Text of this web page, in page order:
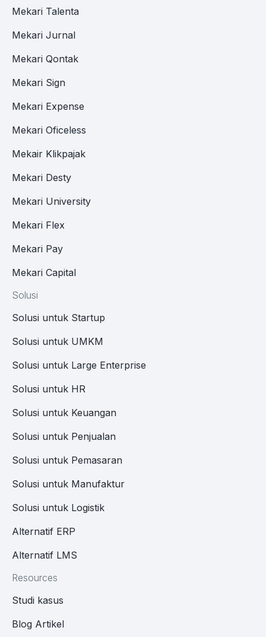
Mekari Talenta
Mekari Jurnal
Mekari Qontak
Mekari Sign
Mekari Expense
Mekari Oficeless
Mekair Klikpajak
Mekari Desty
Mekari University
Mekari Flex
Mekari Pay
Mekari Capital
Solusi
Solusi untuk Startup
Solusi untuk UMKM
Solusi untuk Large Enterprise
Solusi untuk HR
Solusi untuk Keuangan
Solusi untuk Penjualan
Solusi untuk Pemasaran
Solusi untuk Manufaktur
Solusi untuk Logistik
Alternatif ERP
Alternatif LMS
Resources
Studi kasus
Blog Artikel